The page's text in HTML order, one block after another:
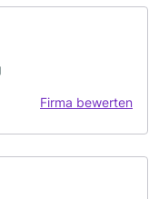
Firma bewerten